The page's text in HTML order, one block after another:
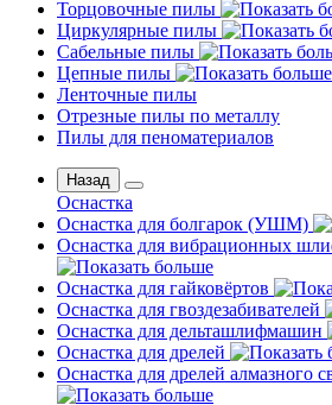
Торцовочные пилы
Циркулярные пилы
Сабельные пилы
Цепные пилы
Ленточные пилы
Отрезные пилы по металлу
Пилы для пеноматериалов
Назад
Оснастка
Оснастка для болгарок (УШМ)
Оснастка для вибрационных
Оснастка для гайковёртов
Оснастка для гвоздезабивателей
Оснастка для дельташлифмашин
Оснастка для дрелей
Оснастка для дрелей алмазного